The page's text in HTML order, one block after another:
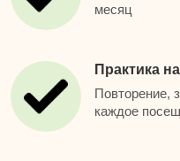
месяц
Практика
Повторение,
каждое